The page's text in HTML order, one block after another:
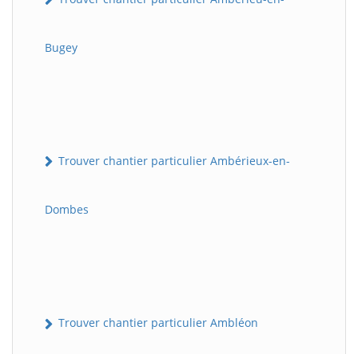
Bugey
Trouver chantier particulier Ambérieux-en-
Dombes
Trouver chantier particulier Ambléon